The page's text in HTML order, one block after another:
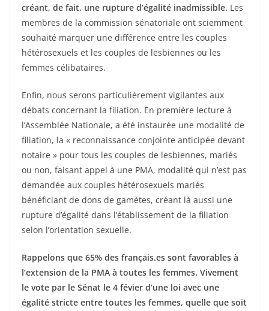
créant, de fait, une rupture d’égalité inadmissible. Les
membres de la commission sénatoriale ont sciemment
souhaité marquer une différence entre les couples
hétérosexuels et les couples de lesbiennes ou les
femmes célibataires.
Enfin, nous serons particulièrement vigilantes aux
débats concernant la filiation. En première lecture à
l’Assemblée Nationale, a été instaurée une modalité de
filiation, la « reconnaissance conjointe anticipée devant
notaire » pour tous les couples de lesbiennes, mariés
ou non, faisant appel à une PMA, modalité qui n’est pas
demandée aux couples hétérosexuels mariés
bénéficiant de dons de gamètes, créant là aussi une
rupture d’égalité dans l’établissement de la filiation
selon l’orientation sexuelle.
Rappelons que 65% des français.es sont favorables à
l’extension de la PMA à toutes les femmes. Vivement
le vote par le Sénat le 4 févier d’une loi avec une
égalité stricte entre toutes les femmes, quelle que soit